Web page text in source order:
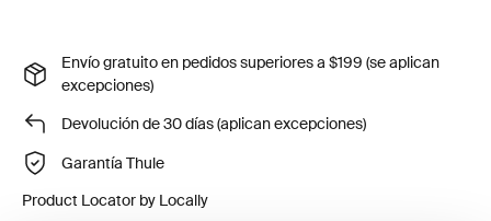
Envío gratuito en pedidos superiores a $199 (se aplican
excepciones)
Devolución de 30 días (aplican excepciones)
Garantía Thule
Product Locator by Locally